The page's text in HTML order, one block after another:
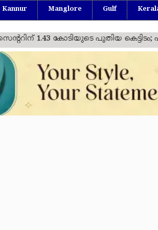
Kannur Manglore Gulf